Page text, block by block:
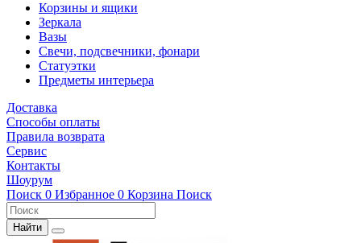
Корзины и ящики
Зеркала
Вазы
Свечи, подсвечники, фонари
Статуэтки
Предметы интерьера
Доставка
Способы оплаты
Правила возврата
Сервис
Контакты
Шоурум
Поиск 0 Избранное 0 Корзина Поиск
Найти